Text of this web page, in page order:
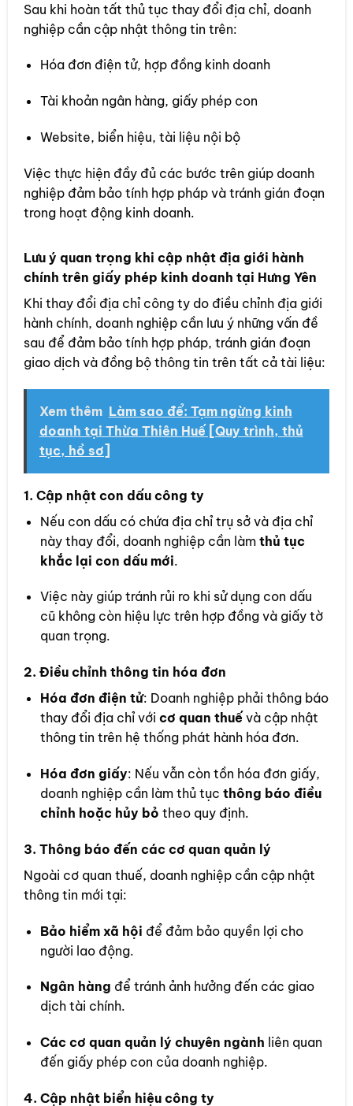
Sau khi hoàn tất thủ tục thay đổi địa chỉ, doanh
nghiệp cần cập nhật thông tin trên:
Hóa đơn điện tử, hợp đồng kinh doanh
Tài khoản ngân hàng, giấy phép con
Website, biển hiệu, tài liệu nội bộ
Việc thực hiện đầy đủ các bước trên giúp doanh
nghiệp đảm bảo tính hợp pháp và tránh gián đoạn
trong hoạt động kinh doanh.
Lưu ý quan trọng khi cập nhật địa giới hành
chính trên giấy phép kinh doanh tại Hưng Yên
Khi thay đổi địa chỉ công ty do điều chỉnh địa giới
hành chính, doanh nghiệp cần lưu ý những vấn đề
sau để đảm bảo tính hợp pháp, tránh gián đoạn
giao dịch và đồng bộ thông tin trên tất cả tài liệu:
Xem thêm Làm sao để: Tạm ngừng kinh
doanh tại Thừa Thiên Huế [Quy trình, thủ
tục, hồ sơ]
1. Cập nhật con dấu công ty
Nếu con dấu có chứa địa chỉ trụ sở và địa chỉ
này thay đổi, doanh nghiệp cần làm thủ tục
khắc lại con dấu mới.
Việc này giúp tránh rủi ro khi sử dụng con dấu
cũ không còn hiệu lực trên hợp đồng và giấy tờ
quan trọng.
2. Điều chỉnh thông tin hóa đơn
Hóa đơn điện tử: Doanh nghiệp phải thông báo
thay đổi địa chỉ với cơ quan thuếvà cập nhật
thông tin trên hệ thống phát hành hóa đơn.
Hóa đơn giấy: Nếu vẫn còn tồn hóa đơn giấy,
doanh nghiệp cần làm thủ tục thông báo điều
chỉnh hoặc hủy bỏ theo quy định.
3. Thông báo đến các cơ quan quản lý
Ngoài cơ quan thuế, doanh nghiệp cần cập nhật
thông tin mới tại:
Bảo hiểm xã hội để đảm bảo quyền lợi cho
người lao động.
Ngân hàng để tránh ảnh hưởng đến các giao
dịch tài chính.
Các cơ quan quản lý chuyên ngành liên quan
đến giấy phép con của doanh nghiệp.
4. Cập nhật biển hiệu công ty